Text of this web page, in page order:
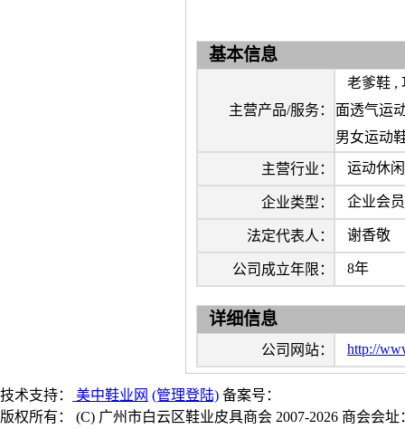
基本信息
主营产品/服务：
老爹鞋 ,
面透气运
男女运动
主营行业： 运动休
企业类型： 企业会员
法定代表人： 谢香敬
公司成立年限： 8年
详细信息
公司网站： http://
技术支持： 美中鞋业网 (管理登陆) 备案号：
版权所有： (C) 广州市白云区鞋业皮具商会 2007-2026 商会会